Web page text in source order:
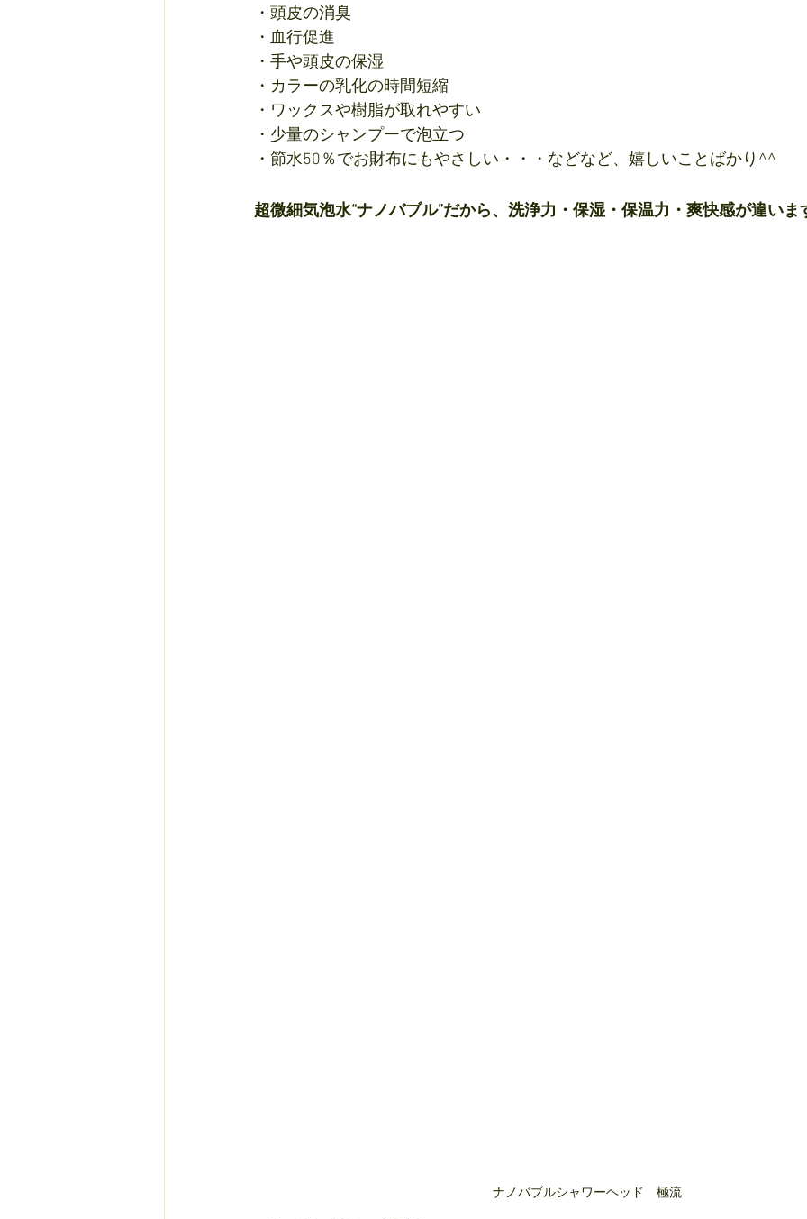
・頭皮の消臭
・血行促進
・手や頭皮の保湿
・カラーの乳化の時間短縮
・ワックスや樹脂が取れやすい
・少量のシャンプーで泡立つ
・節水50％でお財布にもやさしい・・・などなど、嬉しいことばかり^^
超微細気泡水“ナノバブル”だから、洗浄力・保湿・保温力・爽快感が違いま
ナノバブルシャワーヘッド　極流